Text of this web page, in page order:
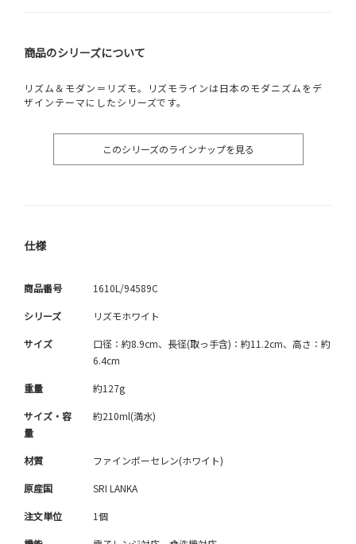
商品のシリーズについて
リズム＆モダン＝リズモ。リズモラインは日本のモダニズムをデ
ザインテーマにしたシリーズです。
このシリーズのラインナップを見る
仕様
商品番号 1610L/94589C
シリーズ リズモホワイト
サイズ
口径：約8.9cm、長径(取っ手含)：約11.2cm、高さ：約
6.4cm
重量 約127g
サイズ・容
量
約210ml(満水)
材質 ファインポーセレン(ホワイト)
原産国 SRI LANKA
注文単位 1個